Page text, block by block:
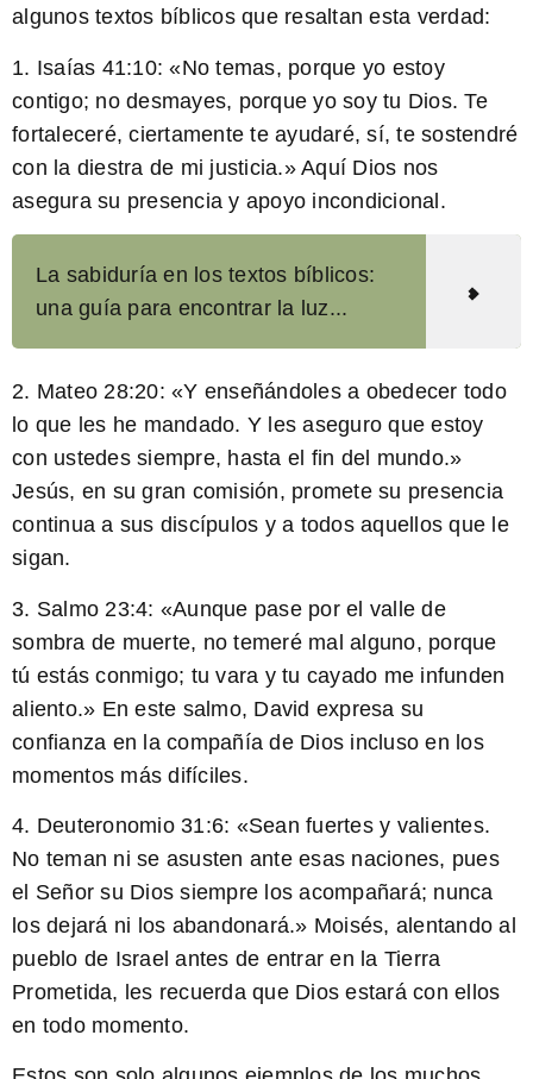
algunos textos bíblicos que resaltan esta verdad:
1. Isaías 41:10: «No temas, porque yo estoy
contigo; no desmayes, porque yo soy tu Dios. Te
fortaleceré, ciertamente te ayudaré, sí, te sostendré
con la diestra de mi justicia.» Aquí Dios nos
asegura su presencia y apoyo incondicional.
La sabiduría en los textos bíblicos:
una guía para encontrar la luz...
2. Mateo 28:20: «Y enseñándoles a obedecer todo
lo que les he mandado. Y les aseguro que estoy
con ustedes siempre, hasta el fin del mundo.»
Jesús, en su gran comisión, promete su presencia
continua a sus discípulos y a todos aquellos que le
sigan.
3. Salmo 23:4: «Aunque pase por el valle de
sombra de muerte, no temeré mal alguno, porque
tú estás conmigo; tu vara y tu cayado me infunden
aliento.» En este salmo, David expresa su
confianza en la compañía de Dios incluso en los
momentos más difíciles.
4. Deuteronomio 31:6: «Sean fuertes y valientes.
No teman ni se asusten ante esas naciones, pues
el Señor su Dios siempre los acompañará; nunca
los dejará ni los abandonará.» Moisés, alentando al
pueblo de Israel antes de entrar en la Tierra
Prometida, les recuerda que Dios estará con ellos
en todo momento.